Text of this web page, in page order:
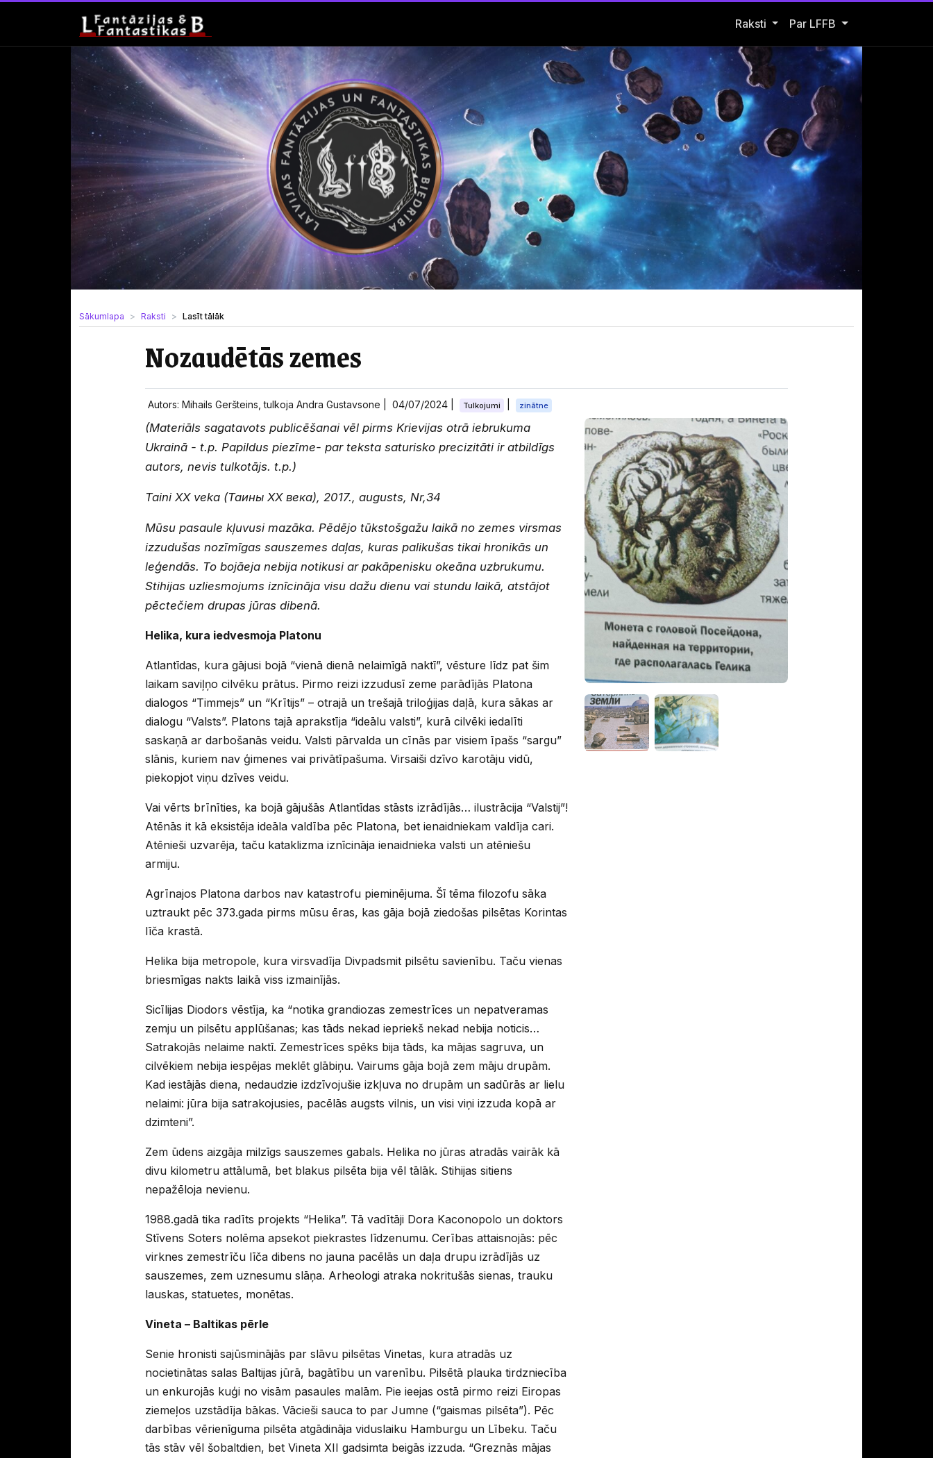
Raksti Open Raksti submenu
Par LFFB
Sākumlapa Raksti Lasīt tālāk
Nozaudētās zemes
Autors: Mihails Geršteins, tulkoja Andra Gustavsone | 04/07/2024 Tulkojumi zinātne
(Materiāls sagatavots publicēšanai vēl pirms Krievijas otrā iebrukuma
Ukrainā - t.p. Papildus piezīme- par teksta saturisko precizitāti ir atbildīgs
autors, nevis tulkotājs. t.p.)
Taini XX veka (Таины ХХ века), 2017., augusts, Nr,34
Mūsu pasaule kļuvusi mazāka. Pēdējo tūkstošgažu laikā no zemes virsmas
izzudušas nozīmīgas sauszemes daļas, kuras palikušas tikai hronikās un
leģendās. To bojāeja nebija notikusi ar pakāpenisku okeāna uzbrukumu.
Stihijas uzliesmojums iznīcināja visu dažu dienu vai stundu laikā, atstājot
pēctečiem drupas jūras dibenā.
Helika, kura iedvesmoja Platonu
Atlantīdas, kura gājusi bojā “vienā dienā nelaimīgā naktī”, vēsture līdz pat šim
laikam saviļņo cilvēku prātus. Pirmo reizi izzudusī zeme parādījās Platona
dialogos “Timmejs” un “Krītijs” – otrajā un trešajā triloģijas daļā, kura sākas ar
dialogu “Valsts”. Platons tajā aprakstīja “ideālu valsti”, kurā cilvēki iedalīti
saskaņā ar darbošanās veidu. Valsti pārvalda un cīnās par visiem īpašs “sargu”
slānis, kuriem nav ģimenes vai privātīpašuma. Virsaiši dzīvo karotāju vidū,
piekopjot viņu dzīves veidu.
Vai vērts brīnīties, ka bojā gājušās Atlantīdas stāsts izrādījās… ilustrācija “Valstij”!
Atēnās it kā eksistēja ideāla valdība pēc Platona, bet ienaidniekam valdīja cari.
Atēnieši uzvarēja, taču kataklizma iznīcināja ienaidnieka valsti un atēniešu
armiju.
Agrīnajos Platona darbos nav katastrofu pieminējuma. Šī tēma filozofu sāka
uztraukt pēc 373.gada pirms mūsu ēras, kas gāja bojā ziedošas pilsētas Korintas
līča krastā.
Helika bija metropole, kura virsvadīja Divpadsmit pilsētu savienību. Taču vienas
briesmīgas nakts laikā viss izmainījās.
Sicīlijas Diodors vēstīja, ka “notika grandiozas zemestrīces un nepatveramas
zemju un pilsētu applūšanas; kas tāds nekad iepriekš nekad nebija noticis…
Satrakojās nelaime naktī. Zemestrīces spēks bija tāds, ka mājas sagruva, un
cilvēkiem nebija iespējas meklēt glābiņu. Vairums gāja bojā zem māju drupām.
Kad iestājās diena, nedaudzie izdzīvojušie izkļuva no drupām un sadūrās ar lielu
nelaimi: jūra bija satrakojusies, pacēlās augsts vilnis, un visi viņi izzuda kopā ar
dzimteni”.
Zem ūdens aizgāja milzīgs sauszemes gabals. Helika no jūras atradās vairāk kā
divu kilometru attālumā, bet blakus pilsēta bija vēl tālāk. Stihijas sitiens
nepažēloja nevienu.
1988.gadā tika radīts projekts “Helika”. Tā vadītāji Dora Kaconopolo un doktors
Stīvens Soters nolēma apsekot piekrastes līdzenumu. Cerības attaisnojās: pēc
virknes zemestrīču līča dibens no jauna pacēlās un daļa drupu izrādījās uz
sauszemes, zem uznesumu slāņa. Arheologi atraka nokritušās sienas, trauku
lauskas, statuetes, monētas.
Vineta – Baltikas pērle
Senie hronisti sajūsminājās par slāvu pilsētas Vinetas, kura atradās uz
nocietinātas salas Baltijas jūrā, bagātību un varenību. Pilsētā plauka tirdzniecība
un enkurojās kuģi no visām pasaules malām. Pie ieejas ostā pirmo reizi Eiropas
ziemeļos uzstādīja bākas. Vācieši sauca to par Jumne (“gaismas pilsēta”). Pēc
darbības vērienīguma pilsēta atgādināja viduslaiku Hamburgu un Lībeku. Taču
tās stāv vēl šobaltdien, bet Vineta XII gadsimta beigās izzuda. “Greznās mājas